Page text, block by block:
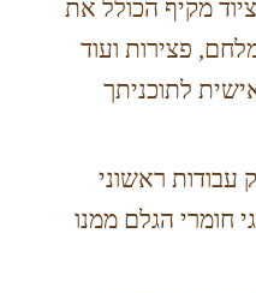
מקיף הכולל את
פצירות ועוד
לתוכניתך
עבודות ראשוני
חומרי הגלם ממנו